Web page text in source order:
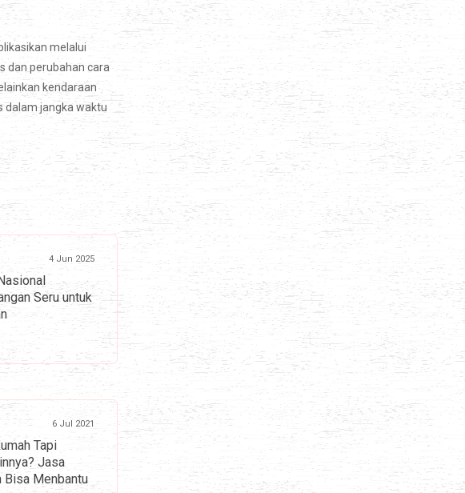
melalui
dan perubahan cara
kendaraan
dalam jangka waktu
4 Jun 2025
Seru untuk
6 Jul 2021
Tapi
Jasa
Bisa Menbantu